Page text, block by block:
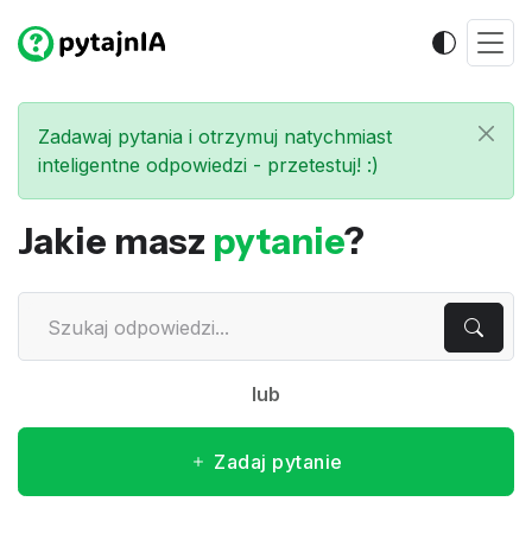
Zadawaj pytania i otrzymuj natychmiast
inteligentne odpowiedzi - przetestuj! :)
Jakie masz pytanie?
lub
Zadaj pytanie